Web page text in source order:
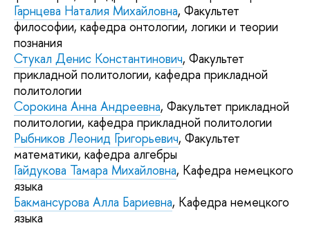
Гарнцева Наталия Михайловна, Факультет
философии, кафедра онтологии, логики и теории
познания
Стукал Денис Константинович, Факультет
прикладной политологии, кафедра прикладной
политологии
Сорокина Анна Андреевна, Факультет прикладной
политологии, кафедра прикладной политологии
Рыбников Леонид Григорьевич, Факультет
математики, кафедра алгебры
Гайдукова Тамара Михайловна, Кафедра немецкого
языка
Бакмансурова Алла Бариевна, Кафедра немецкого
языка